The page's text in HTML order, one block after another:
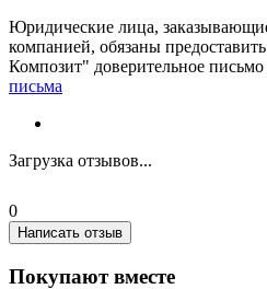
Юридические лица,
компанией, обязаны
Композит" доверительное письмо
письма
Загрузка отзывов...
0
Написать отзыв
Покупают вместе